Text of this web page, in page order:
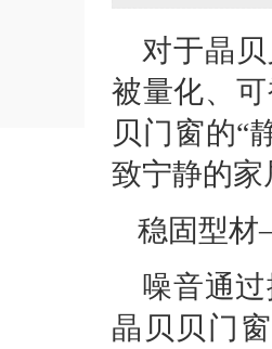
对于晶
被量化、
贝门窗的“
致宁静的家
稳固型
噪音通
晶贝贝门